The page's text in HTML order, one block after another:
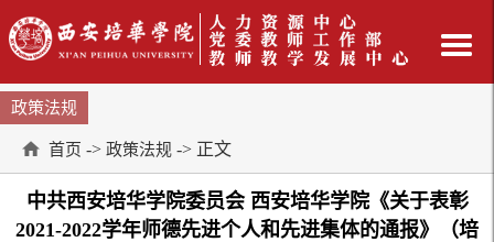
政策法规
首页 -> 政策法规 -> 正文
中共西安培华学院委员会 西安培华学院《关于表彰
2021-2022学年师德先进个人和先进集体的通报》（培